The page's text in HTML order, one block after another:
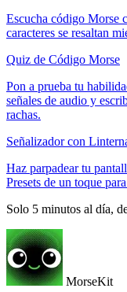
Escucha código Morse
caracteres se resaltan
Quiz de Código Morse
Pon a prueba tu
señales de audio y
rachas.
Señalizador con
Haz parpadear tu
Presets de un toque
Solo 5 minutos al día,
MorseKit